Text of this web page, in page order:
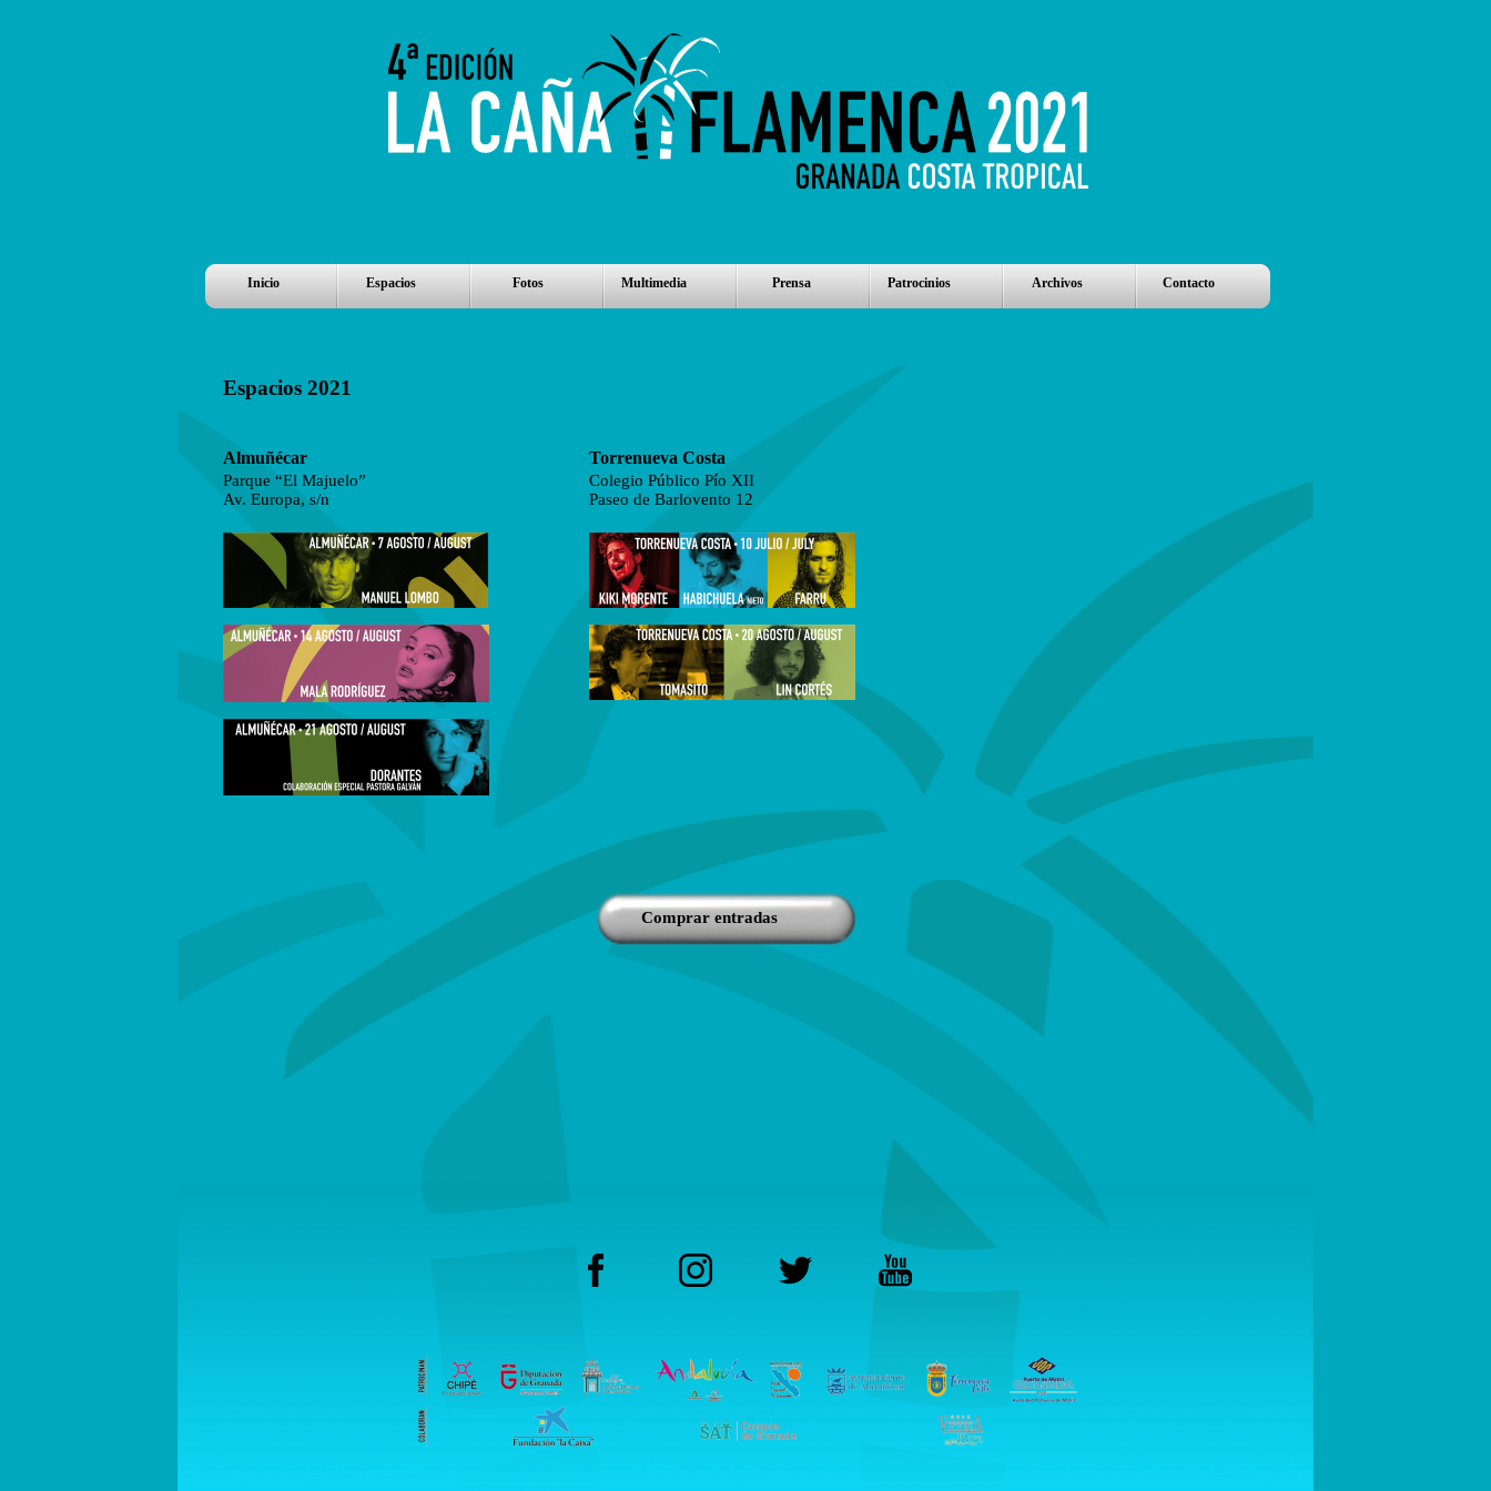
Espacios 2021
Almuñécar
Parque “El Majuelo”
Av. Europa, s/n
Comprar entradas
Torrenueva Costa
Colegio Público Pío XII
Paseo de Barlovento 12
Inicio Espacios Fotos Multimedia Prensa Patrocinios Archivos Contacto